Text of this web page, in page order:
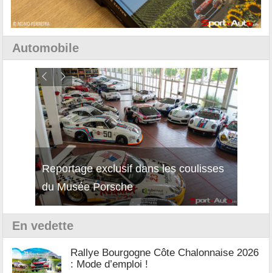
Automobile
Reportage exclusif dans les coulisses
du Musée Porsche
Découverte de la nouvelle Ferrari
12Cilindri Manuale
En vedette
Rallye Bourgogne Côte Chalonnaise 2026
: Mode d’emploi !